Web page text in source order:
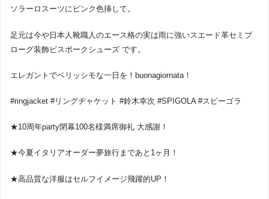
ソラーロスーツにピンク色挿して。
足元は今や日本人靴職人のエース格の実は雨に強いスエード革セミブ
ローグ装飾ビスポークシューズ です。
エレガントでベリッシモな一日を！buonagiornata！
#ringjacket #リングヂャケット #鈴木幸次 #SPIGOLA #スピーゴラ
★10周年party閉幕100名様満席御礼 大感謝！
★今夏イタリアオーダー夢旅行まであと1ヶ月！
★高品質な洋服はセルフイメージ飛躍的UP！